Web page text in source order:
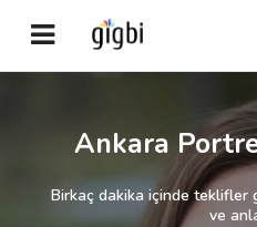
Giriş Yap
Ankara
Birkaç dakika içinde teklifler
ve